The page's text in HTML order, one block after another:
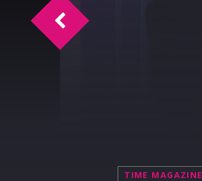
TIME MAGAZINE
TM Intervista Angela Ganci